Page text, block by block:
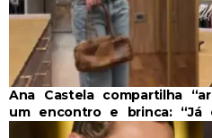
Ana Castela compartilha
um encontro e brinca: “Já